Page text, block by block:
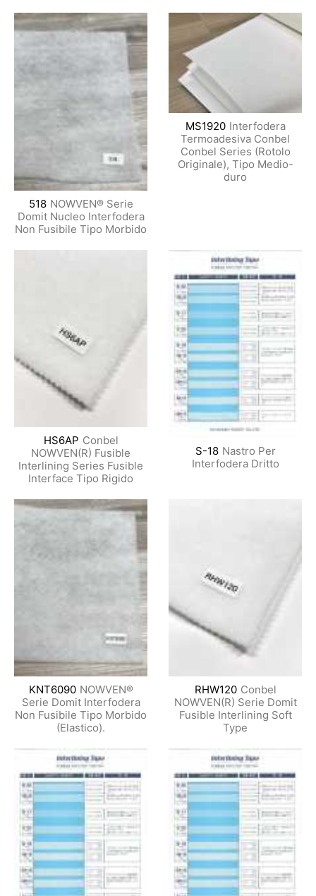
518 NOWVEN® Serie
Domit Nucleo Interfodera
Non Fusibile Tipo Morbido
MS1920 Interfodera
Termoadesiva Conbel
Conbel Series (Rotolo
Originale), Tipo Medio-
duro
HS6AP Conbel
NOWVEN(R) Fusible
Interlining Series Fusible
Interface Tipo Rigido
S-18 Nastro Per
Interfodera Dritto
KNT6090 NOWVEN®
Serie Domit Interfodera
Non Fusibile Tipo Morbido
(Elastico).
RHW120 Conbel
NOWVEN(R) Serie Domit
Fusible Interlining Soft
Type